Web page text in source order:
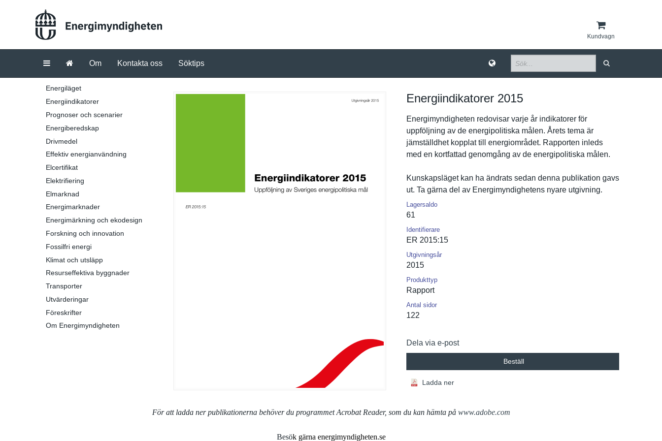
Kundvagn
Om Kontakta oss Söktips
Energiläget
Energiindikatorer
Prognoser och scenarier
Energiberedskap
Drivmedel
Effektiv energianvändning
Elcertifikat
Elektrifiering
Elmarknad
Energimarknader
Energimärkning och ekodesign
Forskning och innovation
Fossilfri energi
Klimat och utsläpp
Resurseffektiva byggnader
Transporter
Utvärderingar
Föreskrifter
Om Energimyndigheten
Energiindikatorer 2015
Energimynd­igheten redovisar varje år indikatore­r för
uppföljnin­g av de energipoli­tiska målen. Årets tema är
jämställdh­et kopplat till energiområ­det. Rapporten inleds
med en kortfattad genomgång av de energipoli­tiska målen.
Kunskapslä­get kan ha ändrats sedan denna publikatio­n gavs
ut. Ta gärna del av Energimynd­ighetens nyare utgivning.
Lagersaldo
61
Identifierare
ER 2015:15
Utgivningsår
2015
Produkttyp
Rapport
Antal sidor
122
Dela via e-post
Beställ
Ladda ner
För att ladda ner publikationerna behöver du programmet Acrobat Reader, som du kan hämta på www.adobe.com
Besök gärna energimyndigheten.se